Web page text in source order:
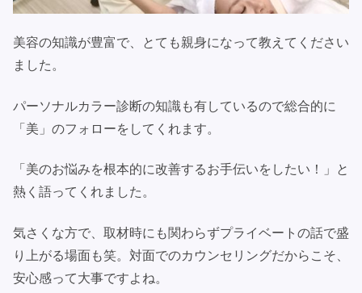
美容の知識が豊富で、とても親身になって教えてください
ました。
パーソナルカラー診断の知識も有しているので総合的に
「美」のフォローをしてくれます。
「美のお悩みを根本的に改善するお手伝いをしたい！」と
熱く語ってくれました。
気さくな方で、取材時にも関わらずプライベートの話で盛
り上がる場面も笑。対面でのカウンセリングだからこそ、
安心感って大事ですよね。